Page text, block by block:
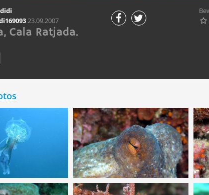
23.09.2007 
Cala Ratjada.